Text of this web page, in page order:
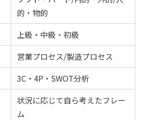
的・物的
上級・中級・初級
営業プロセス/製造プロセス
3C・4P・SWOT分析
状況に応じて自ら考えたフレー
ム